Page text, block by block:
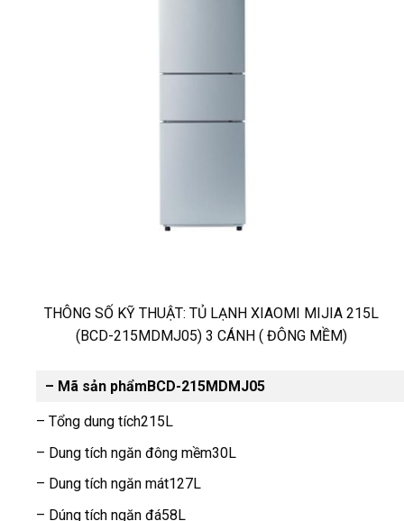
thiết kế kín, giúp rau củ giữ được độ ẩm, độ tươi cho thực
phẩm. Bên cạnh đó nó cũng ngăn lây mùi sang các loại thực
nước, giúp giảm bụi bẩn và nấm mốc.
THÔNG SỐ KỸ THUẬT: TỦ LẠNH XIAOMI MIJIA 215L
(BCD-215MDMJ05) 3 CÁNH ( ĐÔNG MỀM)
– Mã sản phẩmBCD-215MDMJ05
– Tổng dung tích215L
– Dung tích ngăn đông mềm30L
– Dung tích ngăn mát127L
– Dúng tích ngăn đá58L